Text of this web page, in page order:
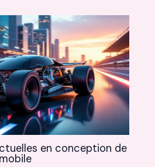
en conception de